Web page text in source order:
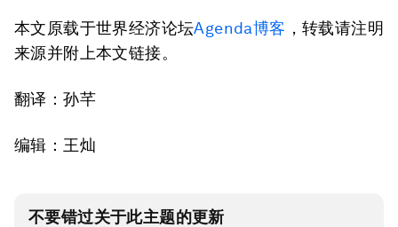
本文原载于世界经济论坛Agenda博客 ，转载请注明
来源并附上本文链接。
翻译：孙芊
编辑：王灿
不要错过关于此主题的更新